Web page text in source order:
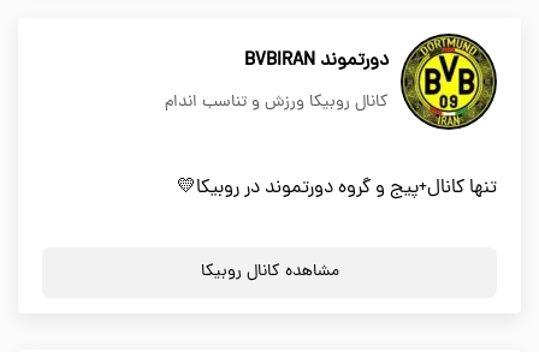
دورتموند BVBIRAN
کانال روبیکا ورزش و تناسب اندام
تنها کانال+پیج و گروه دورتموند در روبیکا💛
مشاهده کانال روبیکا